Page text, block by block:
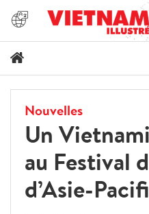
Nouvelles
Un
au Festival
d’Asie-